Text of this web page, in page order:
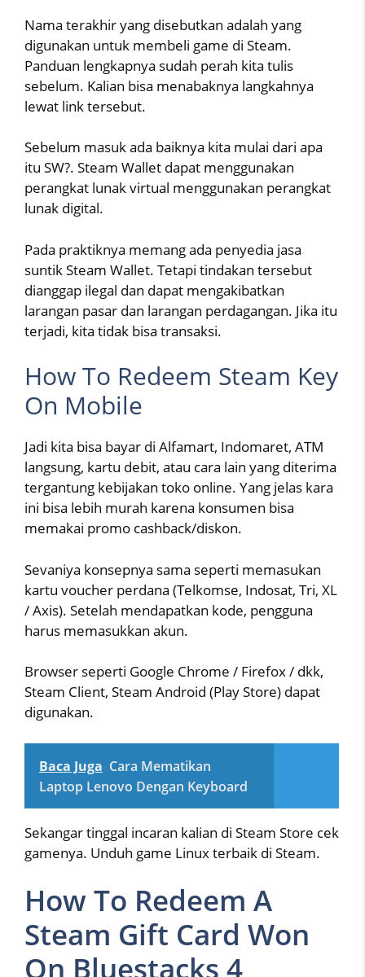
Nama terakhir yang disebutkan adalah yang
digunakan untuk membeli game di Steam.
Panduan lengkapnya sudah perah kita tulis
sebelum. Kalian bisa menabaknya langkahnya
lewat link tersebut.
Sebelum masuk ada baiknya kita mulai dari apa
itu SW?. Steam Wallet dapat menggunakan
perangkat lunak virtual menggunakan perangkat
lunak digital.
Pada praktiknya memang ada penyedia jasa
suntik Steam Wallet. Tetapi tindakan tersebut
dianggap ilegal dan dapat mengakibatkan
larangan pasar dan larangan perdagangan. Jika itu
terjadi, kita tidak bisa transaksi.
How To Redeem Steam Key
On Mobile
Jadi kita bisa bayar di Alfamart, Indomaret, ATM
langsung, kartu debit, atau cara lain yang diterima
tergantung kebijakan toko online. Yang jelas kara
ini bisa lebih murah karena konsumen bisa
memakai promo cashback/diskon.
Sevaniya konsepnya sama seperti memasukan
kartu voucher perdana (Telkomse, Indosat, Tri, XL
/ Axis). Setelah mendapatkan kode, pengguna
harus memasukkan akun.
Browser seperti Google Chrome / Firefox / dkk,
Steam Client, Steam Android (Play Store) dapat
digunakan.
Baca Juga Cara Mematikan
Laptop Lenovo Dengan Keyboard
Sekangar tinggal incaran kalian di Steam Store cek
gamenya. Unduh game Linux terbaik di Steam.
How To Redeem A
Steam Gift Card Won
On Bluestacks 4